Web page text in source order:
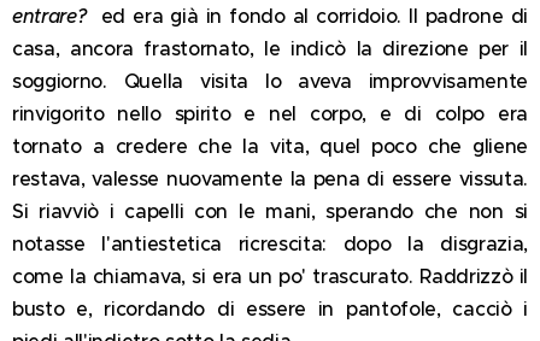
entrare? ed era già in fondo al corridoio. Il padrone di
casa, ancora frastornato, le indicò la direzione per il
soggiorno. Quella visita lo aveva improvvisamente
rinvigorito nello spirito e nel corpo, e di colpo era
tornato a credere che la vita, quel poco che gliene
restava, valesse nuovamente la pena di essere vissuta.
Si riavviò i capelli con le mani, sperando che non si
notasse l'antiestetica ricrescita: dopo la disgrazia,
come la chiamava, si era un po' trascurato. Raddrizzò il
busto e, ricordando di essere in pantofole, cacciò i